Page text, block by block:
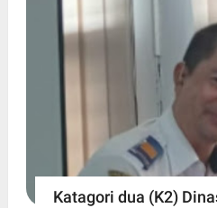
Katagori dua (K2)